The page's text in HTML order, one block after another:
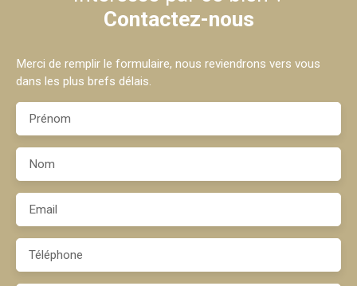
Contactez-nous
Merci de remplir le formulaire, nous reviendrons vers vous
dans les plus brefs délais.
Prénom
Nom
Email
Téléphone